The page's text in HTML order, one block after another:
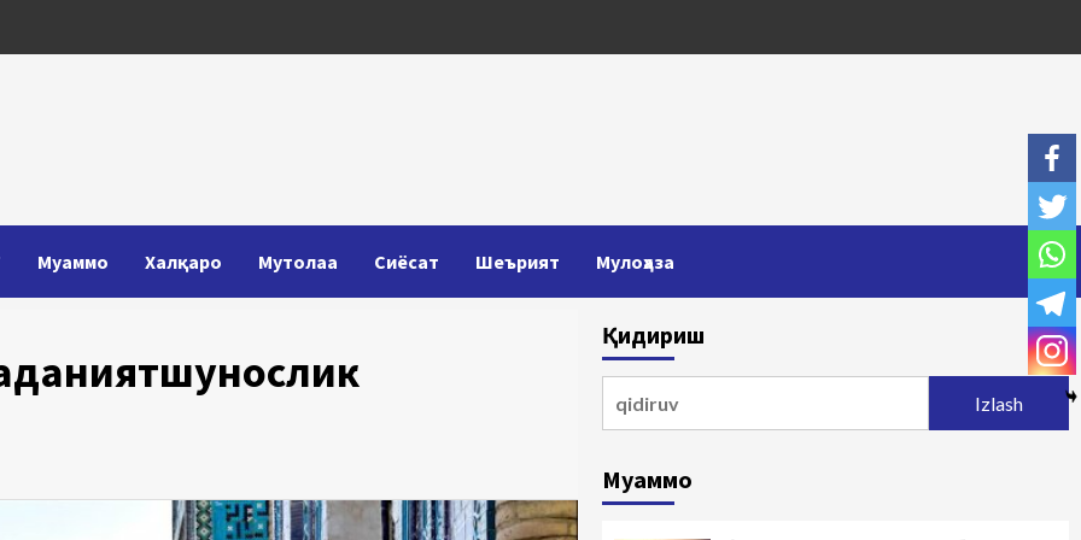
Муаммо Халқаро Мутолаа Сиёсат Шеърият Мулоҳаза
Қидириш
Муаммо